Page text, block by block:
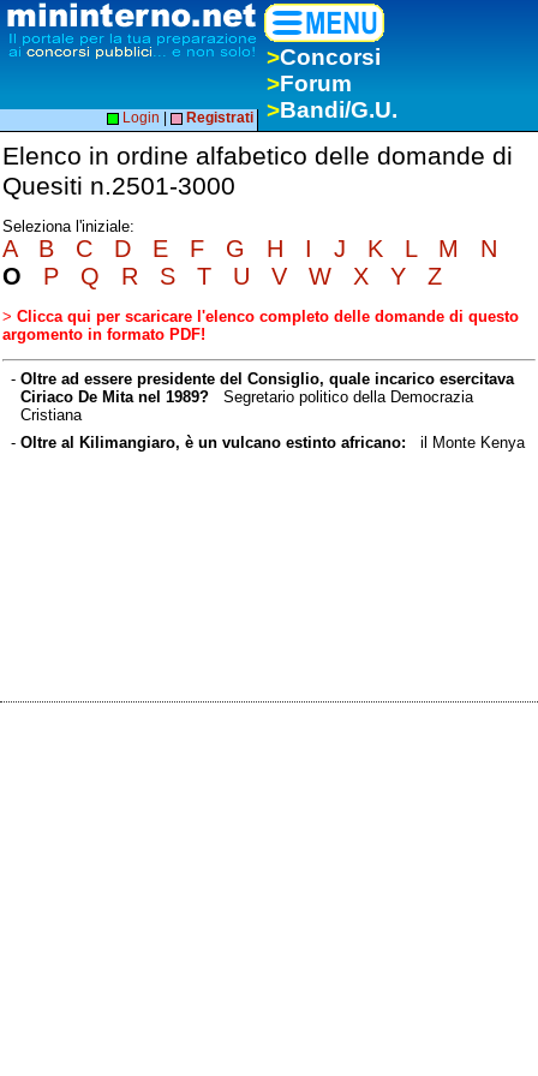
>Concorsi
>Forum
>Bandi/G.U.
Login Registrati
Elenco in ordine alfabetico delle domande di
Quesiti n.2501-3000
Seleziona l'iniziale:
A B C D E F G H I J K L M
N
O
P Q R S T U V W X Y Z
> Clicca qui per scaricare l'elenco completo delle domande di questo
argomento in formato PDF!
- Oltre ad essere presidente del Consiglio, quale incarico esercitava
Ciriaco De Mita nel 1989?Segretario politico della Democrazia
Cristiana
- Oltre al Kilimangiaro, è un vulcano estinto africano: il Monte Kenya